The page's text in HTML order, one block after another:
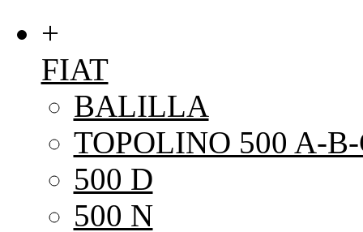
+
FIAT
BALILLA
TOPOLINO 500 A-
500 D
500 N